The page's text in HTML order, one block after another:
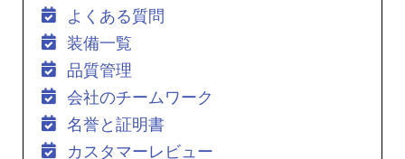
よくある質問
装備一覧
品質管理
会社のチームワーク
名誉と証明書
カスタマーレビュー